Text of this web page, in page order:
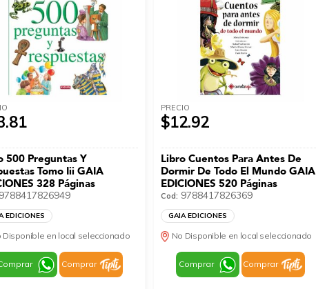
500 Preguntas Y
Tomo Iii GAIA
328 Páginas
9788417826949
EDICIONES
Disponible en local seleccionado
Comprar
PRECIO
$12.92
Libro Cuentos Para Antes De
Dormir De Todo El Mundo GAIA
EDICIONES 520 Páginas
Cod: 9788417826369
GAIA EDICIONES
No Disponible en local seleccionado
Comprar Comprar